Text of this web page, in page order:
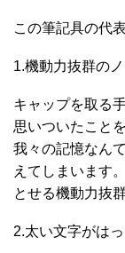
この筆記具の代
1.機動力抜群の
キャップを取る
思いついたこと
我々の記憶なん
えてしまいます
とせる機動力抜
2.太い文字がは